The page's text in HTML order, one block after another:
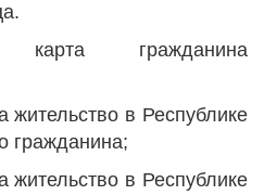
карта гражданина
жительство в Республике
гражданина;
жительство в Республике